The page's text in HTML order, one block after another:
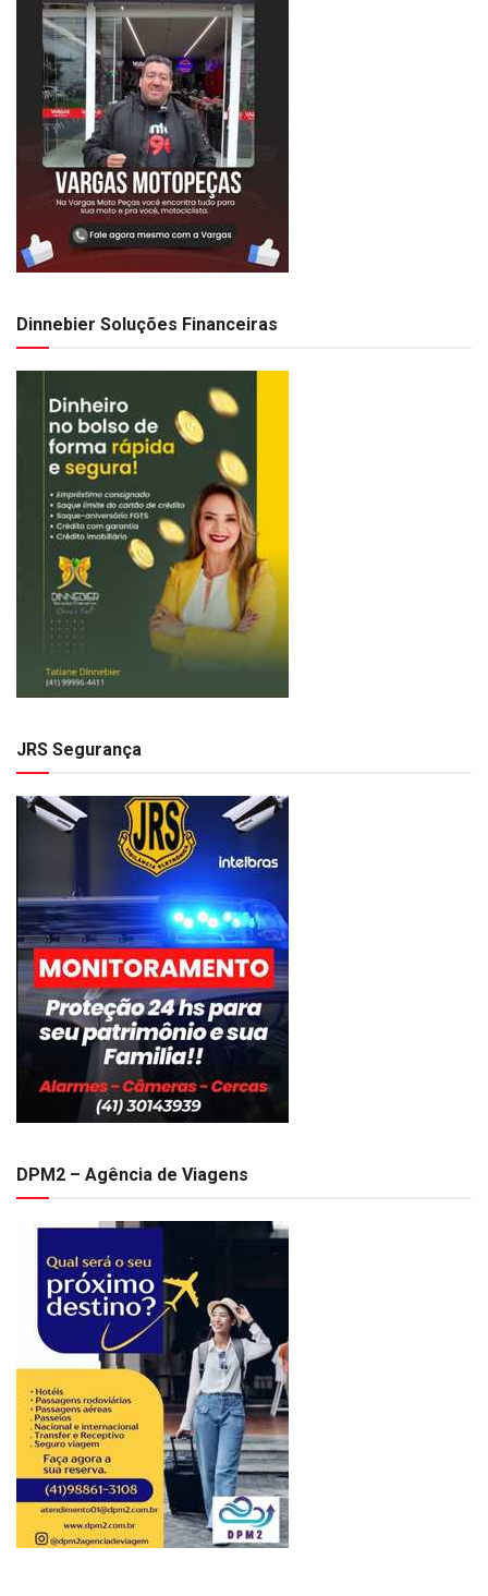
Dinnebier Soluções Financeiras
JRS Segurança
DPM2 – Agência de Viagens